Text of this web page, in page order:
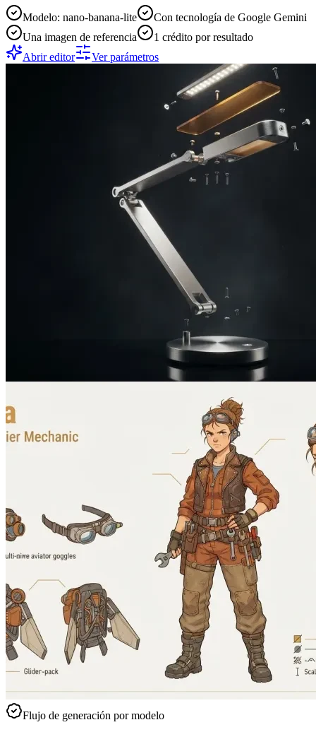
Modelo: nano-banana-lite
Con tecnología de Google Gemini
Una imagen de referencia
1 crédito por resultado
Abrir editor
Ver parámetros
Flujo de generación por modelo